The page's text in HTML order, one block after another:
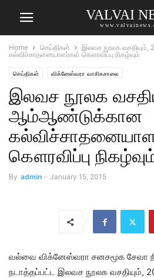
VALVAI
Home செய்திகள்
இலவச நூலக
கல்விச்சாதனையாளர்கள் கௌரவிப்பு நிகழ்வும்
செய்திகள் விக்னேஸ்வரா வாசிகசாலை
இலவச நூலக
ஆம்ஆண்டுக்கான
கௌரவிப்பு
By admin - January 15, 2015
வல்வை விக்னேஸ்வரா சனசமூக சேவா
நடாத்தப்பட்ட இலவச நூலக